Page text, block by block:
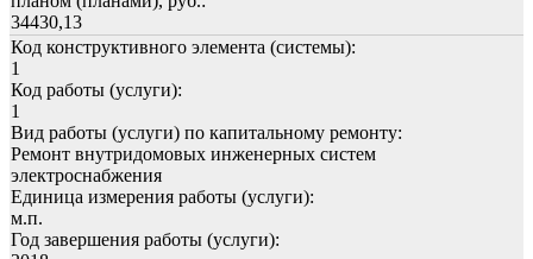
34430,13
Код конструктивного элемента (системы):
1
Код работы (услуги):
1
Вид работы (услуги) по капитальному ремонту:
Ремонт внутридомовых инженерных систем
электроснабжения
Единица измерения работы (услуги):
м.п.
Год завершения работы (услуги):